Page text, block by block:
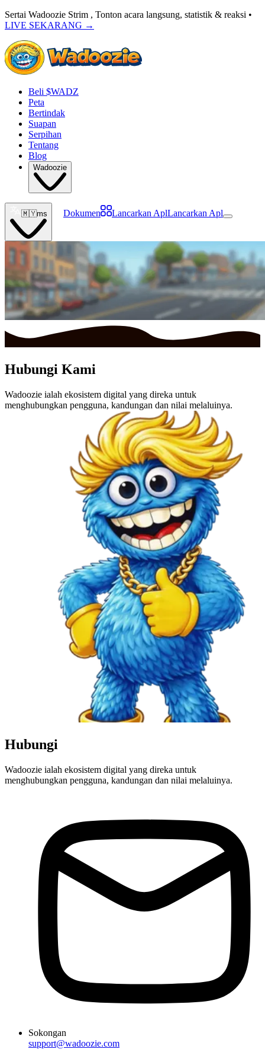
Sertai Wadoozie Strim , Tonton acara langsung, statistik & reaksi •
LIVE SEKARANG →
Beli $WADZ
Peta
Bertindak
Suapan
Serpihan
Tentang
Blog
Wadoozie
🇲🇾ms Dokumen Lancarkan AplLancarkan Apl
Hubungi Kami
Wadoozie ialah ekosistem digital yang direka untuk
menghubungkan pengguna, kandungan dan nilai melaluinya.
Hubungi
Wadoozie ialah ekosistem digital yang direka untuk
menghubungkan pengguna, kandungan dan nilai melaluinya.
Sokongan
support@wadoozie.com